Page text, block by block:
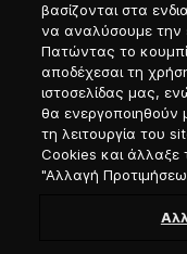
βασίζονται στα
να αναλύσουμε την
Πατώντας το
αποδέχεσαι τη
ιστοσελίδας μας,
θα ενεργοποιηθούν
τη λειτουργία του
Cookies και άλλαξε
"Αλλαγή